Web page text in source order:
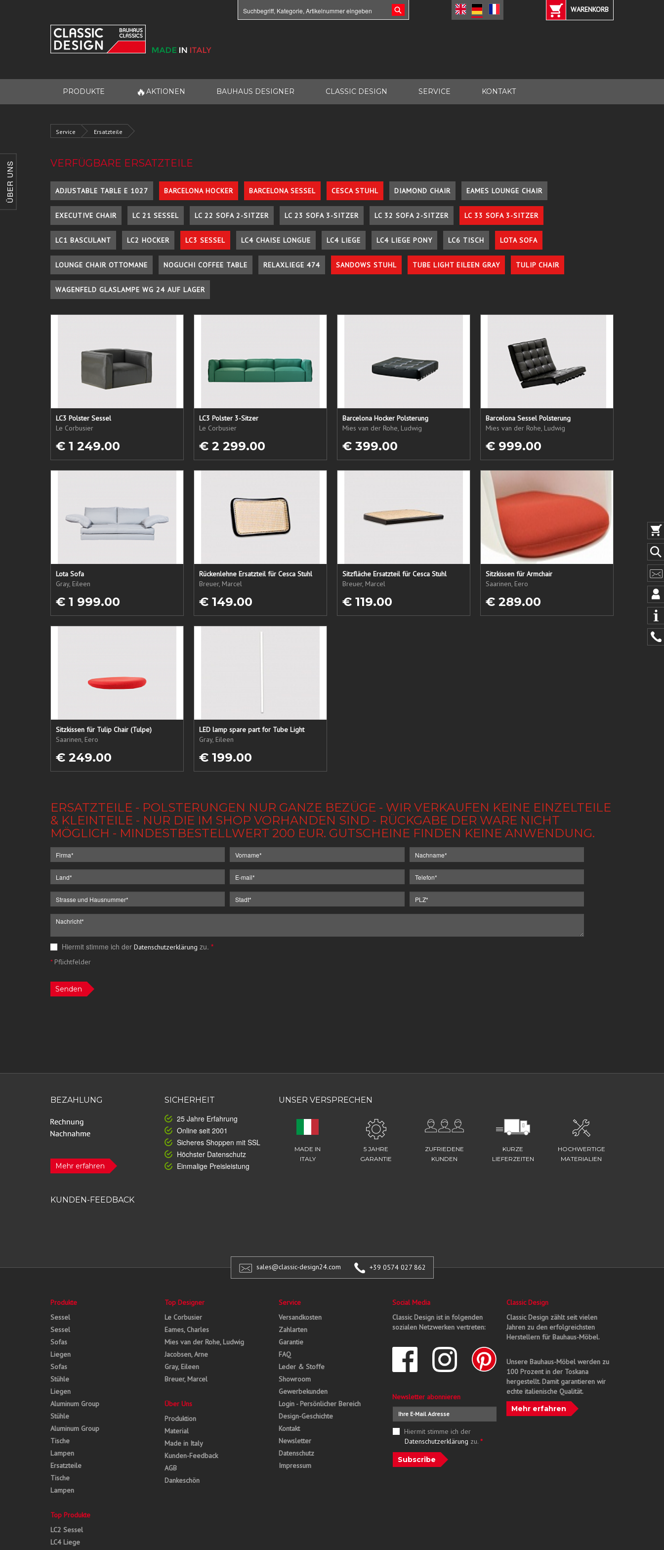
ÜBER UNS
WARENKORB
PRODUKTE 🔥 AKTIONEN BAUHAUS DESIGNER CLASSIC DESIGN SERVICE KONTAKT
Service Ersatzteile
VERFÜGBARE ERSATZTEILE
ADJUSTABLE TABLE E 1027 BARCELONA HOCKER BARCELONA SESSEL CESCA STUHL DIAMOND CHAIR EAMES LOUNGE CHAIR
EXECUTIVE CHAIR LC 21 SESSEL LC 22 SOFA 2-SITZER LC 23 SOFA 3-SITZER LC 32 SOFA 2-SITZER LC 33 SOFA 3-SITZER
LC1 BASCULANT LC2 HOCKER LC3 SESSEL LC4 CHAISE LONGUE LC4 LIEGE LC4 LIEGE PONY LC6 TISCH LOTA SOFA
LOUNGE CHAIR OTTOMANE NOGUCHI COFFEE TABLE RELAXLIEGE 474 SANDOWS STUHL TUBE LIGHT EILEEN GRAY TULIP CHAIR
WAGENFELD GLASLAMPE WG 24 AUF LAGER
LC3 Polster Sessel
Le Corbusier
€ 1 249.00
LC3 Polster 3-Sitzer
Le Corbusier
€ 2 299.00
Barcelona Hocker Polsterung
Mies van der Rohe, Ludwig
€ 399.00
Barcelona Sessel Polsterung
Mies van der Rohe, Ludwig
€ 999.00
Lota Sofa
Gray, Eileen
€ 1 999.00
Rückenlehne Ersatzteil für Cesca Stuhl
Breuer, Marcel
€ 149.00
Sitzfläche Ersatzteil für Cesca Stuhl
Breuer, Marcel
€ 119.00
Sitzkissen für Armchair
Saarinen, Eero
€ 289.00
Sitzkissen für Tulip Chair (Tulpe)
Saarinen, Eero
€ 249.00
LED lamp spare part for Tube Light
Gray, Eileen
€ 199.00
ERSATZTEILE - POLSTERUNGEN NUR GANZE BEZÜGE - WIR VERKAUFEN KEINE EINZELTEILE
& KLEINTEILE - NUR DIE IM SHOP VORHANDEN SIND - RÜCKGABE DER WARE NICHT
MÖGLICH - MINDESTBESTELLWERT 200 EUR. GUTSCHEINE FINDEN KEINE ANWENDUNG.
Hiermit stimme ich der Datenschutzerklärung zu. *
*Pflichtfelder
Senden
BEZAHLUNG
Mehr erfahren
SICHERHEIT
25 Jahre Erfahrung
Online seit 2001
Sicheres Shoppen mit SSL
Höchster Datenschutz
Einmalige Preisleistung
UNSER VERSPRECHEN
MADE IN
ITALY
5 JAHRE
GARANTIE
ZUFRIEDENE
KUNDEN
KURZE
LIEFERZEITEN
HOCHWERTIGE
MATERIALIEN
KUNDEN-FEEDBACK
sales@classic-design24.com +39 0574 027 862
Produkte
Sessel
Sessel
Sofas
Liegen
Sofas
Stühle
Liegen
Aluminum Group
Stühle
Aluminum Group
Tische
Lampen
Ersatzteile
Tische
Lampen
Top Produkte
LC2 Sessel
LC4 Liege
Top Designer
Le Corbusier
Eames, Charles
Mies van der Rohe, Ludwig
Jacobsen, Arne
Gray, Eileen
Breuer, Marcel
Über Uns
Produktion
Material
Made in Italy
Kunden-Feedback
AGB
Dankeschön
Service
Versandkosten
Zahlarten
Garantie
FAQ
Leder & Stoffe
Showroom
Gewerbekunden
Login - Persönlicher Bereich
Design-Geschichte
Kontakt
Newsletter
Datenschutz
Impressum
Social Media
Classic Design ist in folgenden
sozialen Netzwerken vertreten:
Newsletter abonnieren
Hiermit stimme ich der
Datenschutzerklärung zu. *
Subscribe
Classic Design
Classic Design zählt seit vielen
Jahren zu den erfolgreichsten
Herstellern für Bauhaus-Möbel.
Unsere Bauhaus-Möbel werden zu
100 Prozent in der Toskana
hergestellt. Damit garantieren wir
echte italienische Qualität.
Mehr erfahren